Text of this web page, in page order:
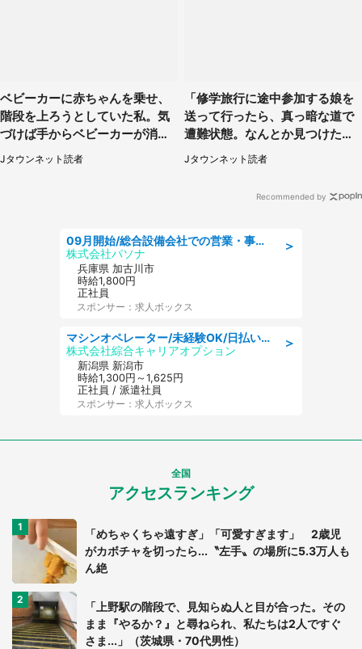
ベビーカーに赤ちゃんを乗せ、
階段を上ろうとしていた私。気
づけば手からベビーカーが消え
ていて（神奈川県・60代女性）
Jタウンネット読者
「修学旅行に途中参加する娘を
送って行ったら、真っ暗な道で
遭難状態。なんとか見つけた民
家に助けを求めると、住人の男
性が...」
Jタウンネット読者
Recommended by
＞
09月開始/総合設備会社での営業・事務のお仕事/車通勤可/賞与あり/営業/営業事務
株式会社パソナ
兵庫県 加古川市
時給1,800円
正社員
スポンサー：求人ボックス
＞
マシンオペレーター/未経験OK/日払いOK/寮完備/交替制/20・30・40代活躍中
株式会社綜合キャリアオプション
新潟県 新潟市
時給1,300円～1,625円
正社員 / 派遣社員
スポンサー：求人ボックス
全国
アクセスランキング
「めちゃくちゃ遠すぎ」「可愛すぎます」 2歳児
がカボチャを切ったら...〝左手〟の場所に5.3万人も
ん絶
「上野駅の階段で、見知らぬ人と目が合った。その
まま『やるか？』と尋ねられ、私たちは2人ですぐ
さま...」（茨城県・70代男性）